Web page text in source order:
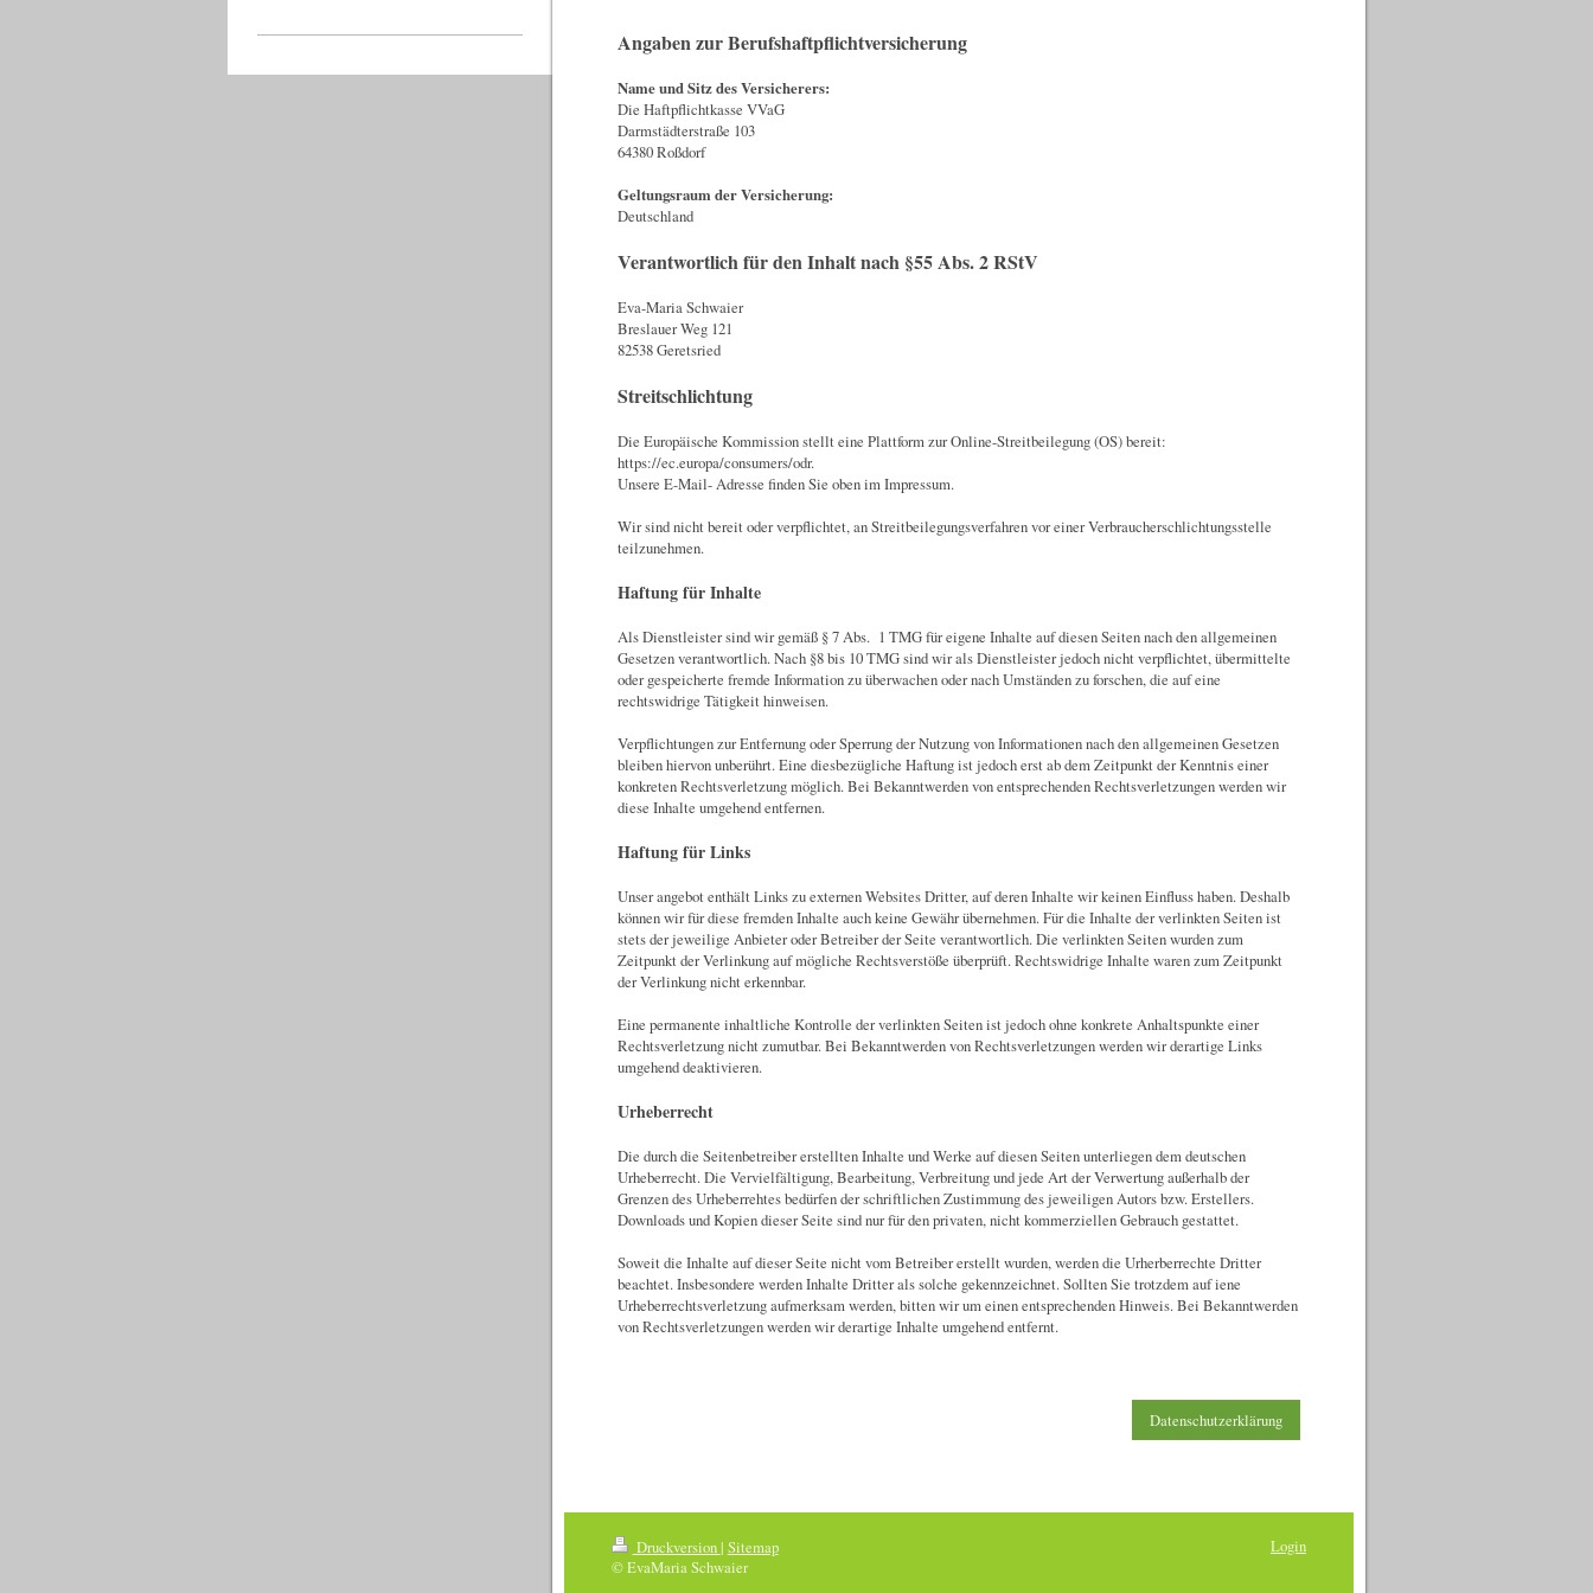
Angaben zur Berufshaftpflichtversicherung
Name und Sitz des Versicherers:
Die Haftpflichtkasse VVaG
Darmstädterstraße 103
64380 Roßdorf
Geltungsraum der Versicherung:
Deutschland
Verantwortlich für den Inhalt nach §55 Abs. 2 RStV
Eva-Maria Schwaier
Breslauer Weg 121
82538 Geretsried
Streitschlichtung
Die Europäische Kommission stellt eine Plattform zur Online-Streitbeilegung (OS) bereit:
https://ec.europa/consumers/odr.
Unsere E-Mail- Adresse finden Sie oben im Impressum.
Wir sind nicht bereit oder verpflichtet, an Streitbeilegungsverfahren vor einer Verbraucherschlichtungsstelle
teilzunehmen.
Haftung für Inhalte
Als Dienstleister sind wir gemäß § 7 Abs. 1 TMG für eigene Inhalte auf diesen Seiten nach den allgemeinen
Gesetzen verantwortlich. Nach §8 bis 10 TMG sind wir als Dienstleister jedoch nicht verpflichtet, übermittelte
oder gespeicherte fremde Information zu überwachen oder nach Umständen zu forschen, die auf eine
rechtswidrige Tätigkeit hinweisen.
Verpflichtungen zur Entfernung oder Sperrung der Nutzung von Informationen nach den allgemeinen Gesetzen
bleiben hiervon unberührt. Eine diesbezügliche Haftung ist jedoch erst ab dem Zeitpunkt der Kenntnis einer
konkreten Rechtsverletzung möglich. Bei Bekanntwerden von entsprechenden Rechtsverletzungen werden wir
diese Inhalte umgehend entfernen.
Haftung für Links
Unser angebot enthält Links zu externen Websites Dritter, auf deren Inhalte wir keinen Einfluss haben. Deshalb
können wir für diese fremden Inhalte auch keine Gewähr übernehmen. Für die Inhalte der verlinkten Seiten ist
stets der jeweilige Anbieter oder Betreiber der Seite verantwortlich. Die verlinkten Seiten wurden zum
Zeitpunkt der Verlinkung auf mögliche Rechtsverstöße überprüft. Rechtswidrige Inhalte waren zum Zeitpunkt
der Verlinkung nicht erkennbar.
Eine permanente inhaltliche Kontrolle der verlinkten Seiten ist jedoch ohne konkrete Anhaltspunkte einer
Rechtsverletzung nicht zumutbar. Bei Bekanntwerden von Rechtsverletzungen werden wir derartige Links
umgehend deaktivieren.
Urheberrecht
Die durch die Seitenbetreiber erstellten Inhalte und Werke auf diesen Seiten unterliegen dem deutschen
Urheberrecht. Die Vervielfältigung, Bearbeitung, Verbreitung und jede Art der Verwertung außerhalb der
Grenzen des Urheberrehtes bedürfen der schriftlichen Zustimmung des jeweiligen Autors bzw. Erstellers.
Downloads und Kopien dieser Seite sind nur für den privaten, nicht kommerziellen Gebrauch gestattet.
Soweit die Inhalte auf dieser Seite nicht vom Betreiber erstellt wurden, werden die Urherberrechte Dritter
beachtet. Insbesondere werden Inhalte Dritter als solche gekennzeichnet. Sollten Sie trotzdem auf iene
Urheberrechtsverletzung aufmerksam werden, bitten wir um einen entsprechenden Hinweis. Bei Bekanntwerden
von Rechtsverletzungen werden wir derartige Inhalte umgehend entfernt.
Datenschutzerklärung
Druckversion| Sitemap
© EvaMaria Schwaier
Login